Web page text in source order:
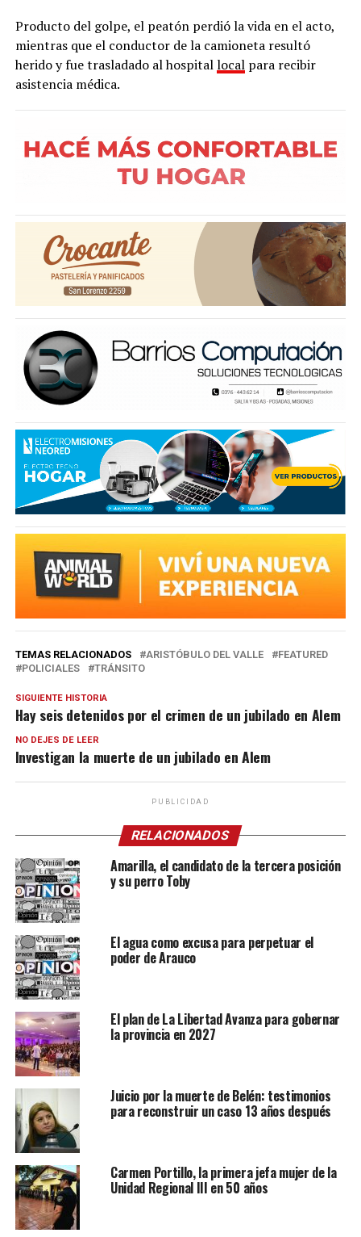
Producto del golpe, el peatón perdió la vida en el acto,
mientras que el conductor de la camioneta resultó
herido y fue trasladado al hospitallocalpara recibir
asistencia médica.
TEMAS RELACIONADOS ARISTÓBULO DEL VALLE
FEATURED
POLICIALES
TRÁNSITO
SIGUIENTE HISTORIA
Hay seis detenidos por el crimen de un jubilado en Alem
NO DEJES DE LEER
Investigan la muerte de un jubilado en Alem
PUBLICIDAD
RELACIONADOS
Amarilla, el candidato de la tercera posición
y su perro Toby
El agua como excusa para perpetuar el
poder de Arauco
El plan de La Libertad Avanza para gobernar
la provincia en 2027
Juicio por la muerte de Belén: testimonios
para reconstruir un caso 13 años después
Carmen Portillo, la primera jefa mujer de la
Unidad Regional III en 50 años